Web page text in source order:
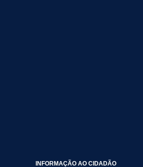
INFORMAÇÃO AO CIDADÃO